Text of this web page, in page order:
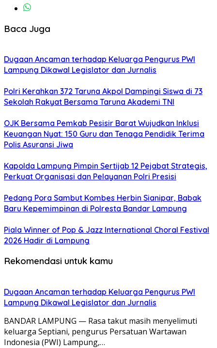
Baca Juga
Dugaan Ancaman terhadap Keluarga Pengurus PWI
Lampung Dikawal Legislator dan Jurnalis
Polri Kerahkan 372 Taruna Akpol Dampingi Siswa di 73
Sekolah Rakyat Bersama Taruna Akademi TNI
OJK Bersama Pemkab Pesisir Barat Wujudkan Inklusi
Keuangan Nyat: 150 Guru dan Tenaga Pendidik Terima
Polis Asuransi Jiwa
Kapolda Lampung Pimpin Sertijab 12 Pejabat Strategis,
Perkuat Organisasi dan Pelayanan Polri Presisi
Pedang Pora Sambut Kombes Herbin Sianipar, Babak
Baru Kepemimpinan di Polresta Bandar Lampung
Piala Winner of Pop & Jazz International Choral Festival
2026 Hadir di Lampung
Rekomendasi untuk kamu
Dugaan Ancaman terhadap Keluarga Pengurus PWI
Lampung Dikawal Legislator dan Jurnalis
BANDAR LAMPUNG — Rasa takut masih menyelimuti
keluarga Septiani, pengurus Persatuan Wartawan
Indonesia (PWI) Lampung,…